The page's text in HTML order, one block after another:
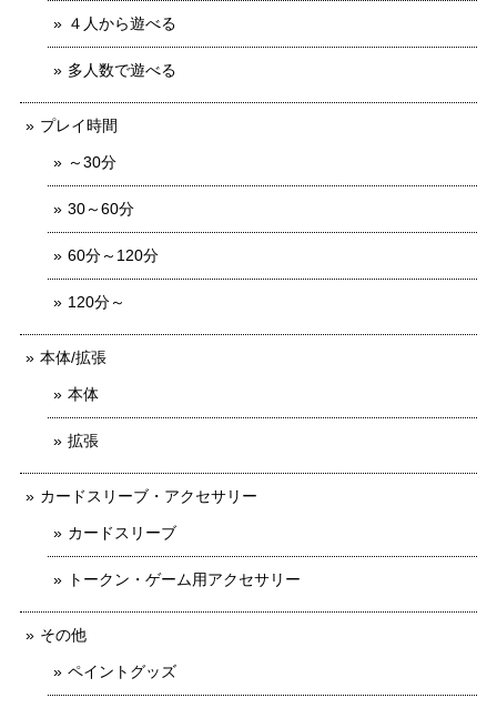
４人から遊べる
多人数で遊べる
プレイ時間
～30分
30～60分
60分～120分
120分～
本体/拡張
本体
拡張
カードスリーブ・アクセサリー
カードスリーブ
トークン・ゲーム用アクセサリー
その他
ペイントグッズ